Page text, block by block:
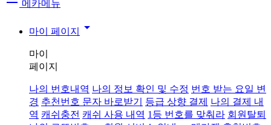
메카메뉴
마이 페이지 arrow_drop_down
마이
페이지
나의 번호내역 나의 정보 확인 및 수정 번호 받는 요일 변
경 추천번호 문자 바로받기 등급 상향 결제 나의 결제 내
역 캐쉬충전 캐쉬 사용 내역 1등 번호를 맞춰라 회원탈퇴